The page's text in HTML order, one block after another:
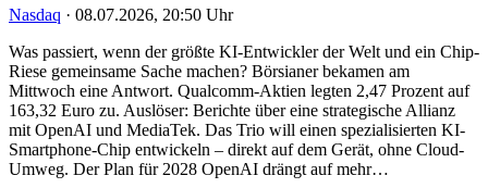
Nasdaq · 08.07.2026, 20:50 Uhr
Was passiert, wenn der größte KI-Entwickler der Welt und ein Chip-
Riese gemeinsame Sache machen? Börsianer bekamen am
Mittwoch eine Antwort. Qualcomm-Aktien legten 2,47 Prozent auf
163,32 Euro zu. Auslöser: Berichte über eine strategische Allianz
mit OpenAI und MediaTek. Das Trio will einen spezialisierten KI-
Smartphone-Chip entwickeln – direkt auf dem Gerät, ohne Cloud-
Umweg. Der Plan für 2028 OpenAI drängt auf mehr…